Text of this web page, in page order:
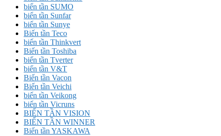
biến tần SUMO
biến tần Sunfar
biến tần Sunye
Biến tần Teco
biến tần Thinkvert
Biến tần Toshiba
biến tần Tverter
biến tần V&T
Biến tần Vacon
Biến tần Veichi
biến tần Veikong
biến tần Vicruns
BIẾN TẦN VISION
BIẾN TẦN WINNER
Biến tần YASKAWA